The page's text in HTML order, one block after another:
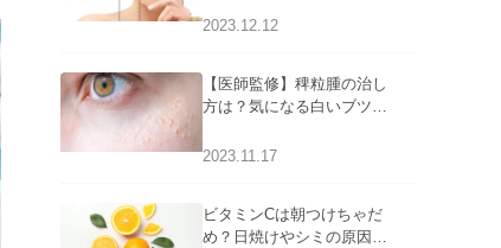
2023.12.12
【医師監修】稗粒腫の治し
方は？気になる白いブツブ
アについて
2023.11.17
ビタミンCは朝つけちゃだ
め？日焼けやシミの原因に